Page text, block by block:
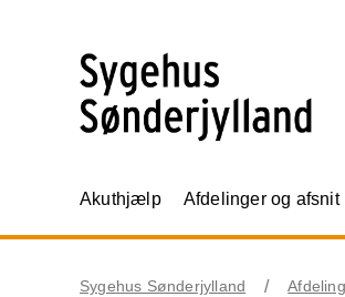
Akuthjælp Afdelinger og afsnit
Sygehus Sønderjylland